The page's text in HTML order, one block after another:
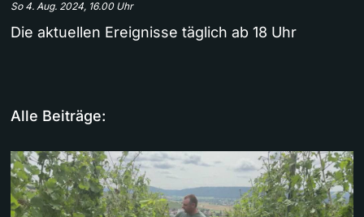
So 4. Aug. 2024, 16.00 Uhr
Die aktuellen Ereignisse täglich ab 18 Uhr
Alle Beiträge: